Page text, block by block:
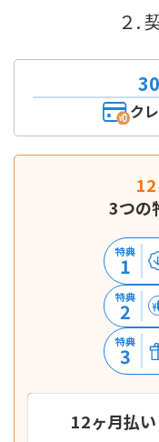
２.
ク
12
3つの
特典
1
特典
2
特典
3
12ヶ月払い